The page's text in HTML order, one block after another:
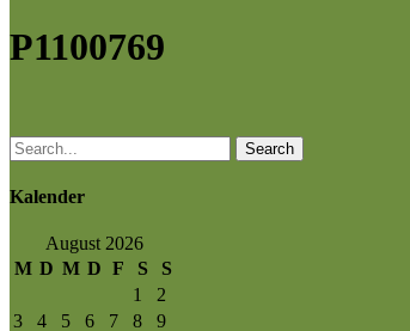
P1100769
Search
Kalender
August 2026
M D M D F S
S
1
2
3
4 5 6 7 8
9